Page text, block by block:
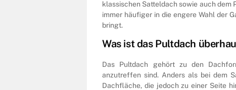
klassischen Satteldach sowie auch dem
immer häufiger in die engere Wahl der
bringt.
Was ist das Pultdach
Das Pultdach gehört zu den
anzutreffen sind. Anders als bei dem
Dachfläche, die jedoch zu einer Seite